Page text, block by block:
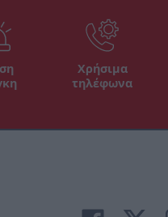
Χρήσιμα
τηλέφωνα